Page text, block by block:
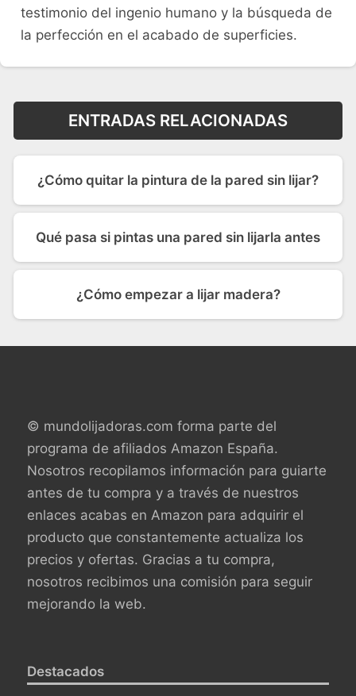
testimonio del ingenio humano y la búsqueda de
la perfección en el acabado de superficies.
ENTRADAS RELACIONADAS
¿Cómo quitar la pintura de la pared sin lijar?
Qué pasa si pintas una pared sin lijarla antes
¿Cómo empezar a lijar madera?
© mundolijadoras.com forma parte del
programa de afiliados Amazon España.
Nosotros recopilamos información para guiarte
antes de tu compra y a través de nuestros
enlaces acabas en Amazon para adquirir el
producto que constantemente actualiza los
precios y ofertas. Gracias a tu compra,
nosotros recibimos una comisión para seguir
mejorando la web.
Destacados